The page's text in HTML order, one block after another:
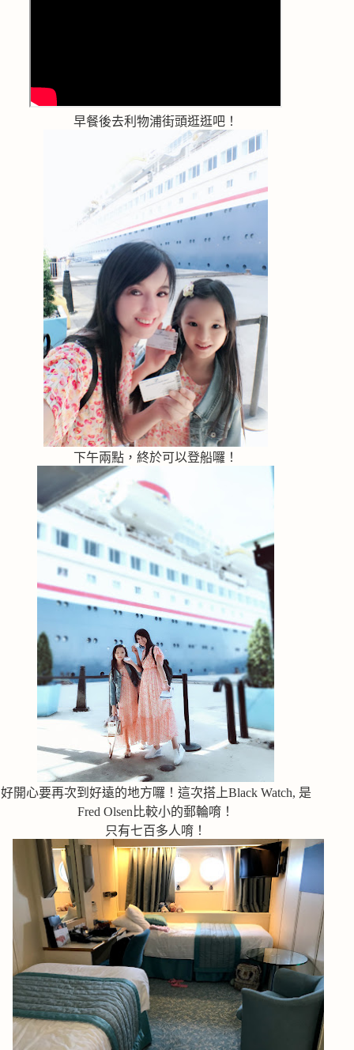
早餐後去利物浦街頭逛逛吧！
下午兩點，終於可以登船囉！
好開心要再次到好遠的地方囉！這次搭上Black Watch, 是
Fred Olsen比較小的郵輪唷！
只有七百多人唷！